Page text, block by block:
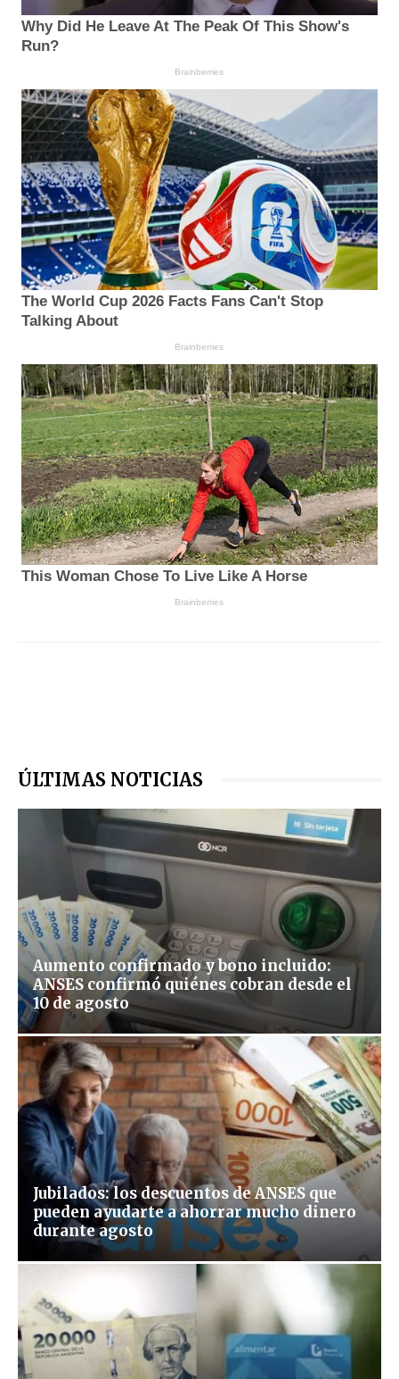
ÚLTIMAS NOTICIAS
Aumento confirmado y bono incluido:
ANSES confirmó quiénes cobran desde el
10 de agosto
Jubilados: los descuentos de ANSES que
pueden ayudarte a ahorrar mucho dinero
durante agosto